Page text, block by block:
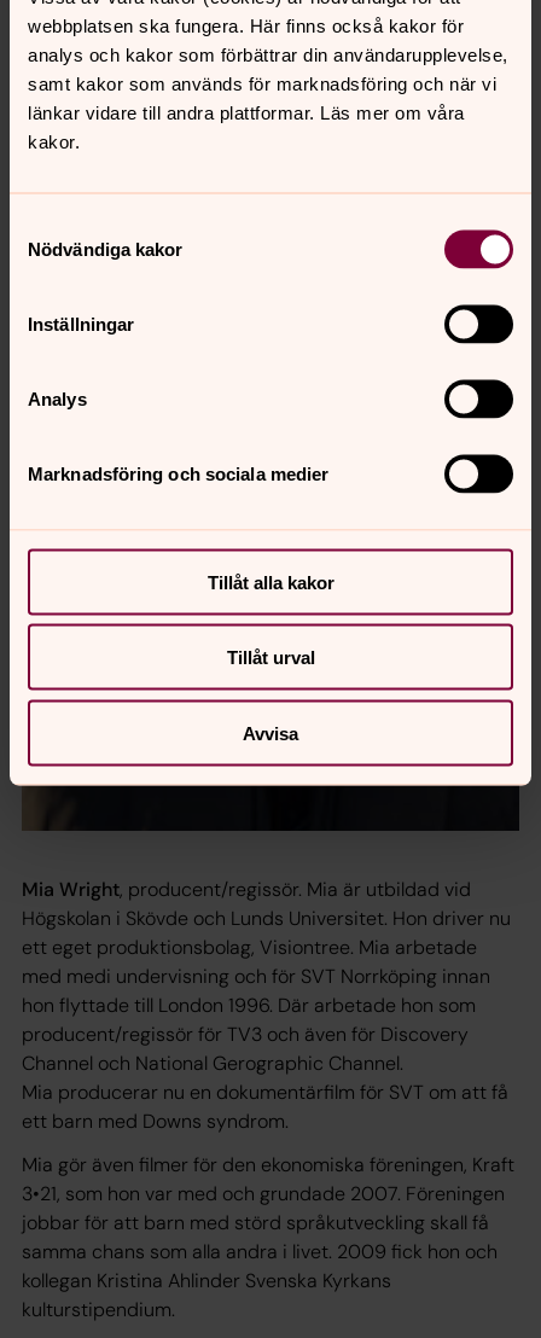
webbplatsen ska fungera. Här finns också kakor för
analys och kakor som förbättrar din användarupplevelse,
samt kakor som används för marknadsföring och när vi
länkar vidare till andra plattformar. Läs mer om våra
kakor.
Nödvändiga kakor
Inställningar
Analys
Marknadsföring och sociala medier
Tillåt alla kakor
Tillåt urval
Avvisa
Göteborgs stift.
Mia Wright, producent/regissör. Mia är utbildad vid
Högskolan i Skövde och Lunds Universitet. Hon driver nu
ett eget produktionsbolag, Visiontree. Mia arbetade
med medi undervisning och för SVT Norrköping innan
hon flyttade till London 1996. Där arbetade hon som
producent/regissör för TV3 och även för Discovery
Channel och National Gerographic Channel.
Mia producerar nu en dokumentärfilm för SVT om att få
ett barn med Downs syndrom.
Mia gör även filmer för den ekonomiska föreningen, Kraft
3•21, som hon var med och grundade 2007. Föreningen
jobbar för att barn med störd språkutveckling skall få
samma chans som alla andra i livet. 2009 fick hon och
kollegan Kristina Ahlinder Svenska Kyrkans
kulturstipendium.